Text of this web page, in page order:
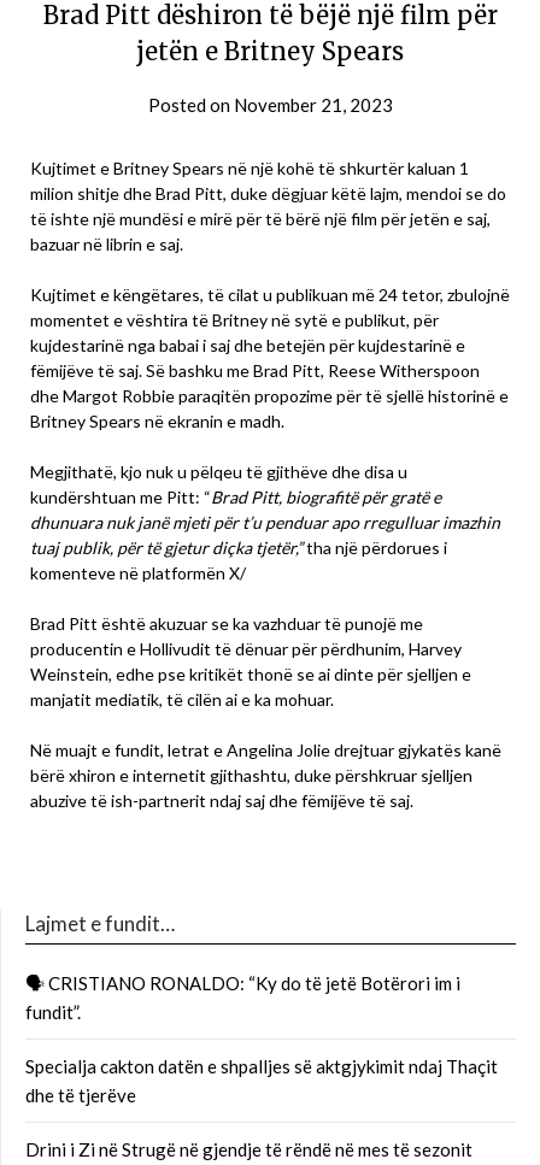
Brad Pitt dëshiron të bëjë një film për
jetën e Britney Spears
Posted on November 21, 2023
Kujtimet e Britney Spears në një kohë të shkurtër kaluan 1
milion shitje dhe Brad Pitt, duke dëgjuar këtë lajm, mendoi se do
të ishte një mundësi e mirë për të bërë një film për jetën e saj,
bazuar në librin e saj.
Kujtimet e këngëtares, të cilat u publikuan më 24 tetor, zbulojnë
momentet e vështira të Britney në sytë e publikut, për
kujdestarinë nga babai i saj dhe betejën për kujdestarinë e
fëmijëve të saj. Së bashku me Brad Pitt, Reese Witherspoon
dhe Margot Robbie paraqitën propozime për të sjellë historinë e
Britney Spears në ekranin e madh.
Megjithatë, kjo nuk u pëlqeu të gjithëve dhe disa u
kundërshtuan me Pitt: “Brad Pitt, biografitë për gratë e
dhunuara nuk janë mjeti për t’u penduar apo rregulluar imazhin
tuaj publik, për të gjetur diçka tjetër,”tha një përdorues i
komenteve në platformën X/
Brad Pitt është akuzuar se ka vazhduar të punojë me
producentin e Hollivudit të dënuar për përdhunim, Harvey
Weinstein, edhe pse kritikët thonë se ai dinte për sjelljen e
manjatit mediatik, të cilën ai e ka mohuar.
Në muajt e fundit, letrat e Angelina Jolie drejtuar gjykatës kanë
bërë xhiron e internetit gjithashtu, duke përshkruar sjelljen
abuzive të ish-partnerit ndaj saj dhe fëmijëve të saj.
Lajmet e fundit…
🗣 CRISTIANO RONALDO: “Ky do të jetë Botërori im i
fundit”.
Specialja cakton datën e shpalljes së aktgjykimit ndaj Thaçit
dhe të tjerëve
Drini i Zi në Strugë në gjendje të rëndë në mes të sezonit